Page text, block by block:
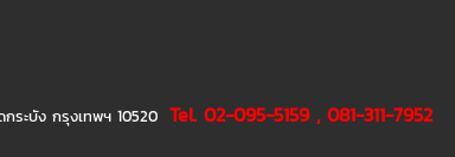
ระบัง กรุงเทพฯ 10520 Tel. 02-095-5159 , 081-311-7952